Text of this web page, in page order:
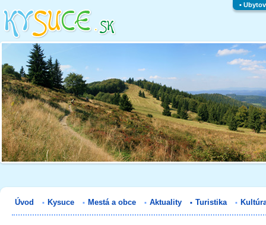
▪
Úvod ▪ Kysuce ▪ Mestá a obce ▪ Aktuality ▪ Turistika ▪